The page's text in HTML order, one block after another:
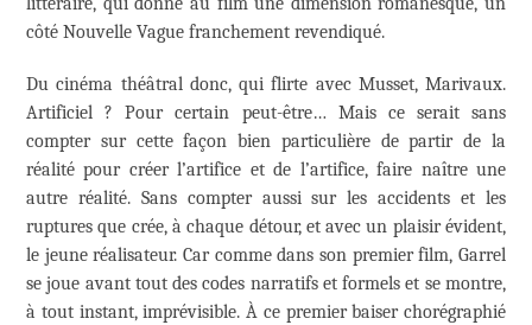
côté Nouvelle Vague franchement revendiqué.
Du cinéma théâtral donc, qui flirte avec Musset, Marivaux.
Artificiel ? Pour certain peut-être… Mais ce serait sans
compter sur cette façon bien particulière de partir de la
réalité pour créer l’artifice et de l’artifice, faire naître une
autre réalité. Sans compter aussi sur les accidents et les
ruptures que crée, à chaque détour, et avec un plaisir évident,
le jeune réalisateur. Car comme dans son premier film, Garrel
se joue avant tout des codes narratifs et formels et se montre,
à tout instant, imprévisible. À ce premier baiser chorégraphié